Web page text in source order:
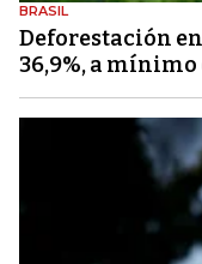
BRASIL
Deforestación
36,9%, a